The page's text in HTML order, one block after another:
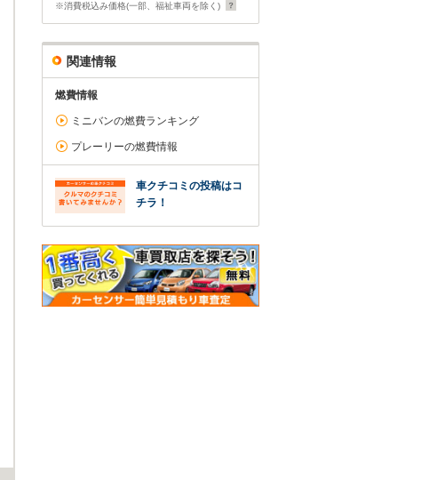
※消費税込み価格(一部、福祉車両を除く)
関連情報
燃費情報
ミニバンの燃費ランキング
プレーリーの燃費情報
車クチコミの投稿はコ
チラ！